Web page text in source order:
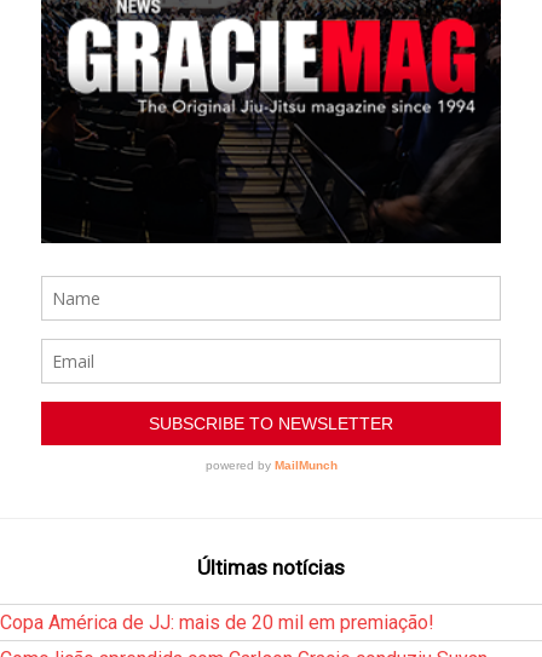
Últimas notícias
Copa América de JJ: mais de 20 mil em premiação!